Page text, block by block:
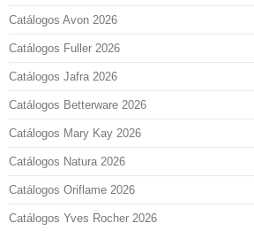
Catálogos Avon 2026
Catálogos Fuller 2026
Catálogos Jafra 2026
Catálogos Betterware 2026
Catálogos Mary Kay 2026
Catálogos Natura 2026
Catálogos Oriflame 2026
Catálogos Yves Rocher 2026